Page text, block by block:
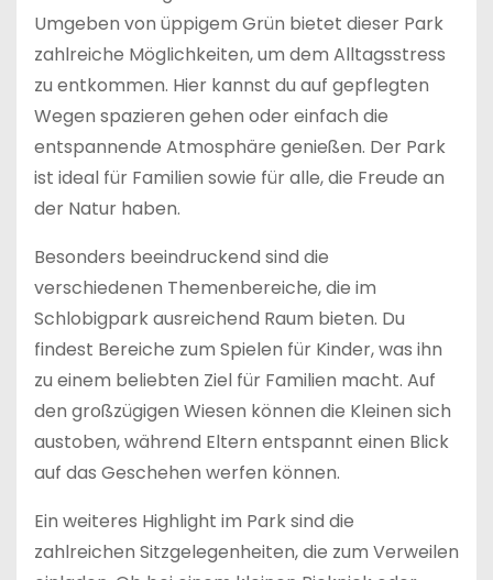
Umgeben von üppigem Grün bietet dieser Park
zahlreiche Möglichkeiten, um dem Alltagsstress
zu entkommen. Hier kannst du auf gepflegten
Wegen spazieren gehen oder einfach die
entspannende Atmosphäre genießen. Der Park
ist ideal für Familien sowie für alle, die Freude an
der Natur haben.
Besonders beeindruckend sind die
verschiedenen Themenbereiche, die im
Schlobigpark ausreichend Raum bieten. Du
findest Bereiche zum Spielen für Kinder, was ihn
zu einem beliebten Ziel für Familien macht. Auf
den großzügigen Wiesen können die Kleinen sich
austoben, während Eltern entspannt einen Blick
auf das Geschehen werfen können.
Ein weiteres Highlight im Park sind die
zahlreichen Sitzgelegenheiten, die zum Verweilen